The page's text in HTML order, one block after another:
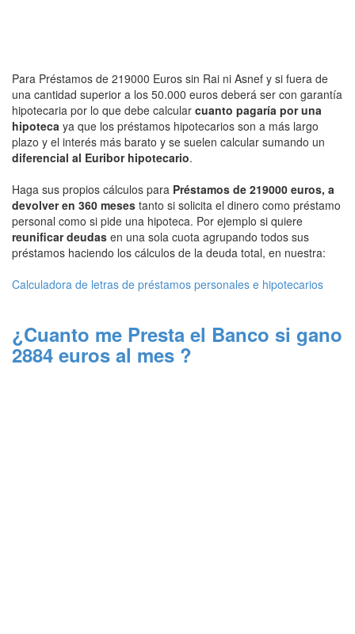
Para Préstamos de 219000 Euros sin Rai ni Asnef y si fuera de
una cantidad superior a los 50.000 euros deberá ser con garantía
hipotecaria por lo que debe calcular cuanto pagaría por una
hipoteca ya que los préstamos hipotecarios son a más largo
plazo y el interés más barato y se suelen calcular sumando un
diferencial al Euribor hipotecario.
Haga sus propios cálculos para Préstamos de 219000 euros, a
devolver en 360 meses tanto si solicita el dinero como préstamo
personal como si pide una hipoteca. Por ejemplo si quiere
reunificar deudas en una sola cuota agrupando todos sus
préstamos haciendo los cálculos de la deuda total, en nuestra:
Calculadora de letras de préstamos personales e hipotecarios
¿Cuanto me Presta el Banco si gano
2884 euros al mes ?